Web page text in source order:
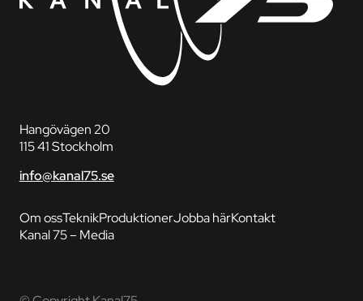
Hangövägen 20
115 41 Stockholm
info@kanal75.se
Om ossTeknikProduktionerJobba härKontakt
Kanal 75 – Media